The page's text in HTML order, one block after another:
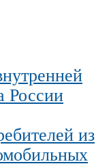
России
из